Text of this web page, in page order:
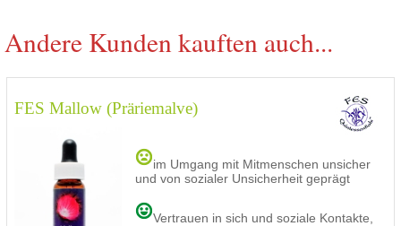
Andere Kunden kauften auch...
FES Mallow (Präriemalve)
im Umgang mit Mitmenschen unsicher
und von sozialer Unsicherheit geprägt
Vertrauen in sich und soziale Kontakte,